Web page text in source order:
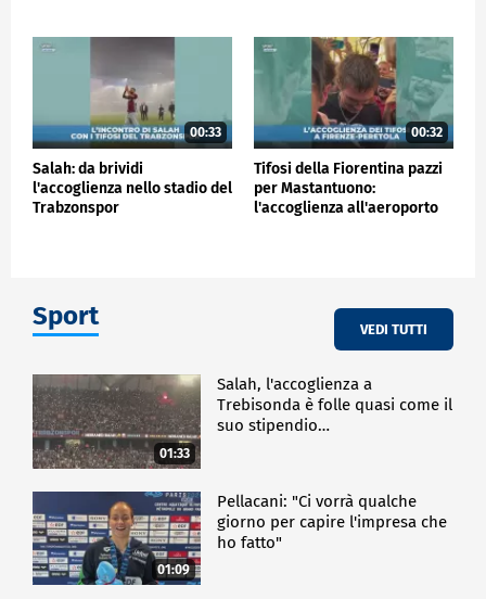
00:33
Salah: da brividi
l'accoglienza nello stadio del
Trabzonspor
00:32
Tifosi della Fiorentina pazzi
per Mastantuono:
l'accoglienza all'aeroporto
Sport VEDI TUTTI
01:33
Salah, l'accoglienza a
Trebisonda è folle quasi come il
suo stipendio…
01:09
Pellacani: "Ci vorrà qualche
giorno per capire l'impresa che
ho fatto"